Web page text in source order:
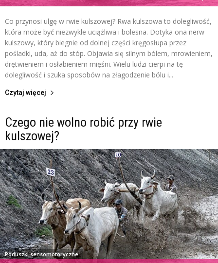
Co przynosi ulgę w rwie kulszowej? Rwa kulszowa to dolegliwość,
która może być niezwykle uciążliwa i bolesna. Dotyka ona nerw
kulszowy, który biegnie od dolnej części kręgosłupa przez
pośladki, uda, aż do stóp. Objawia się silnym bólem, mrowieniem,
drętwieniem i osłabieniem mięśni. Wielu ludzi cierpi na tę
dolegliwość i szuka sposobów na złagodzenie bólu i...
Czytaj więcej
Czego nie wolno robić przy rwie
kulszowej?
Poduszki sensomotoryczne